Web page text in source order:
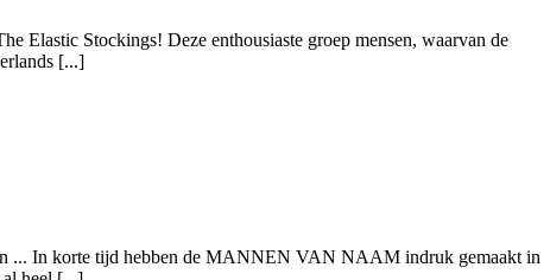
Elastic Stockings! Deze enthousiaste groep mensen, waarvan de
[...]
... In korte tijd hebben de MANNEN VAN NAAM indruk gemaakt in